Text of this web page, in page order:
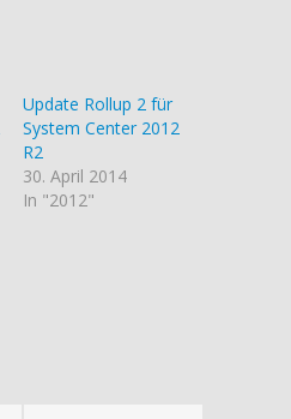
Update Rollup 2 für
System Center 2012
R2
30. April 2014
In "2012"